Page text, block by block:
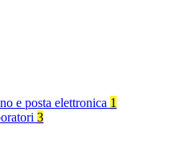
e posta elettronica 1
3